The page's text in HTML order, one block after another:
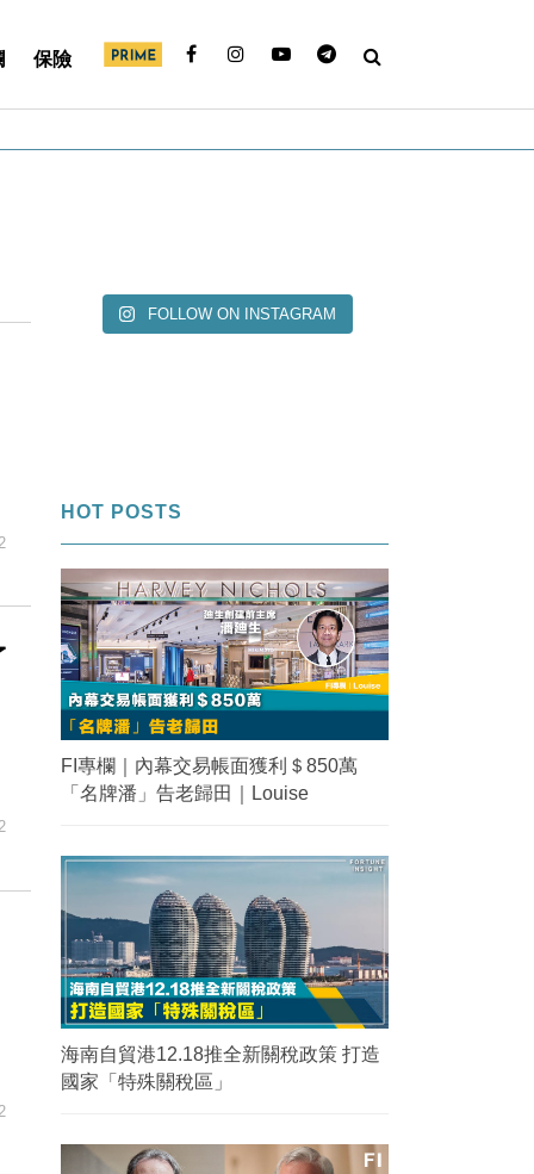
保險
FOLLOW ON INSTAGRAM
HOT POSTS
FI專欄｜內幕交易帳面獲利＄850萬
「名牌潘」告老歸田｜Louise
海南自貿港12.18推全新關稅政策 打造
國家「特殊關稅區」